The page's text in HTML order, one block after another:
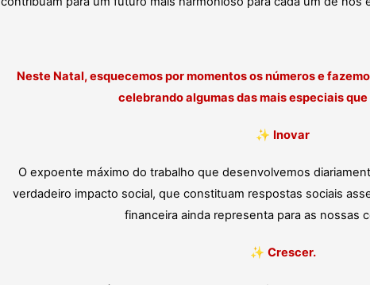
Neste Natal, esquecemos por momentos os números e
celebrando algumas das mais especiais
✨ Inovar
O expoente máximo do trabalho que desenvolvemos
verdadeiro impacto social, que constituam respostas sociais
financeira ainda representa para as nossas
✨ Crescer.